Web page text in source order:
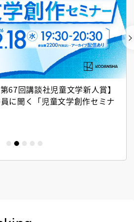
67回講談社児童文学新人賞】
に聞く「児童文学創作セミナ